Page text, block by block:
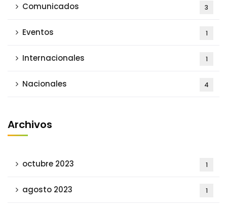
Comunicados 3
Eventos 1
Internacionales 1
Nacionales 4
Archivos
octubre 2023 1
agosto 2023 1